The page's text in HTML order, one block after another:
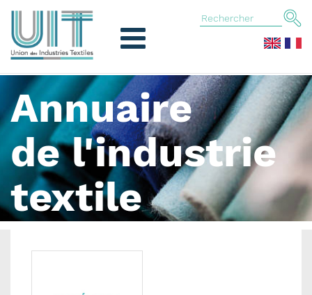
Annuaire
de l'industrie
textile